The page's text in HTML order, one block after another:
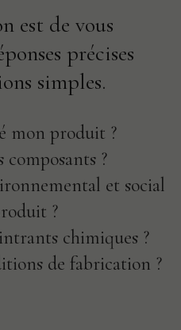
est de vous
précises
simples.
mon produit ?
composants ?
et social
?
chimiques ?
de fabrication ?